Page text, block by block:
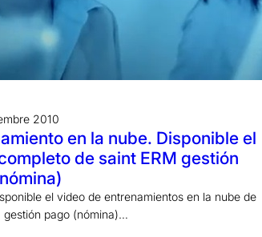
2010
en la nube. Disponible el
de saint ERM gestión
el video de entrenamientos en la nube de
gestión pago (nómina)…